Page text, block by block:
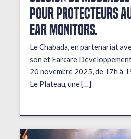
pour protecteurs
ear monitors.
Le Chabada, en partenariat
son et Earcare
20 novembre 2025, de 17h à
Le Plateau, une […]